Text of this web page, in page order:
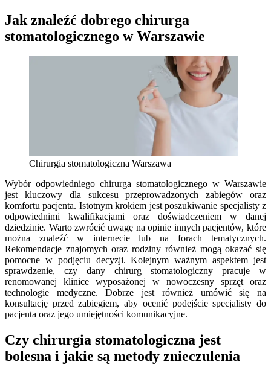
Jak znaleźć dobrego chirurga
stomatologicznego w Warszawie
Chirurgia stomatologiczna Warszawa
Wybór odpowiedniego chirurga stomatologicznego w Warszawie
jest kluczowy dla sukcesu przeprowadzonych zabiegów oraz
komfortu pacjenta. Istotnym krokiem jest poszukiwanie specjalisty z
odpowiednimi kwalifikacjami oraz doświadczeniem w danej
dziedzinie. Warto zwrócić uwagę na opinie innych pacjentów, które
można znaleźć w internecie lub na forach tematycznych.
Rekomendacje znajomych oraz rodziny również mogą okazać się
pomocne w podjęciu decyzji. Kolejnym ważnym aspektem jest
sprawdzenie, czy dany chirurg stomatologiczny pracuje w
renomowanej klinice wyposażonej w nowoczesny sprzęt oraz
technologie medyczne. Dobrze jest również umówić się na
konsultację przed zabiegiem, aby ocenić podejście specjalisty do
pacjenta oraz jego umiejętności komunikacyjne.
Czy chirurgia stomatologiczna jest
bolesna i jakie są metody znieczulenia